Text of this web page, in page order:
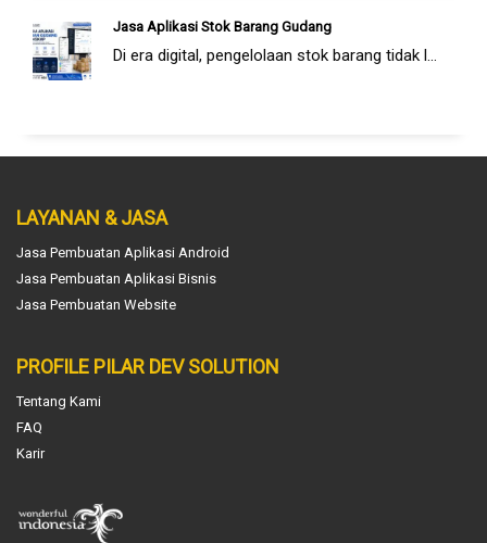
Jasa Aplikasi Stok Barang Gudang
Di era digital, pengelolaan stok barang tidak l...
LAYANAN & JASA
Jasa Pembuatan Aplikasi Android
Jasa Pembuatan Aplikasi Bisnis
Jasa Pembuatan Website
PROFILE PILAR DEV SOLUTION
Tentang Kami
FAQ
Karir